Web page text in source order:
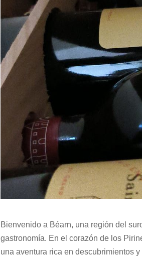
Bienvenido a Béarn, una región del
gastronomía. En el corazón de los
una aventura rica en descubrimientos